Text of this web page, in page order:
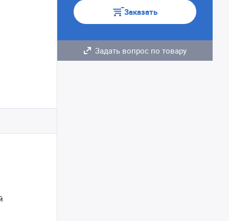
Заказать
Задать вопрос по товару